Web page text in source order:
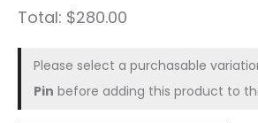
Total: $280.00
Please select a purchasable
Pin before adding this product to